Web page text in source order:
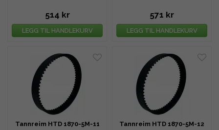
514 kr
LEGG TIL HANDLEKURV
571 kr
LEGG TIL HANDLEKURV
Tannreim HTD 1870-5M-11 Tannreim HTD 1870-5M-12